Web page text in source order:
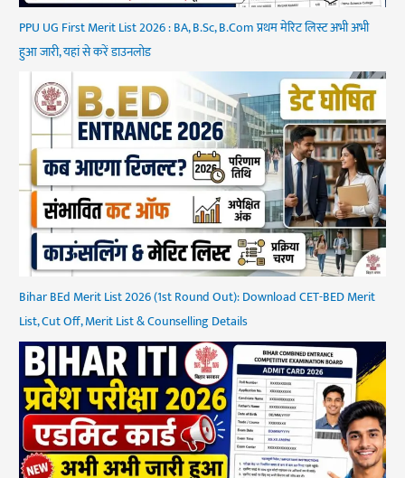
PPU UG First Merit List 2026 : BA, B.Sc, B.Com प्रथम मेरिट लिस्ट अभी अभी
हुआ जारी, यहां से करें डाउनलोड
Bihar BEd Merit List 2026 (1st Round Out): Download CET-BED Merit
List, Cut Off, Merit List & Counselling Details